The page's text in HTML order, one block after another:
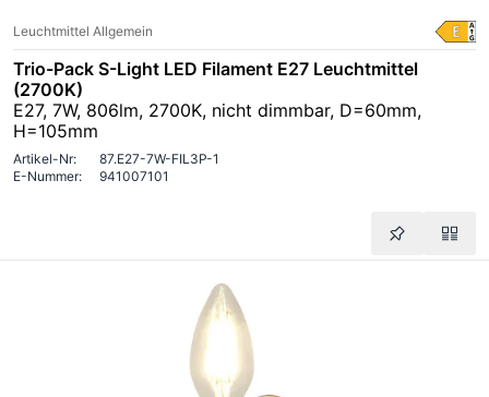
Leuchtmittel Allgemein
Trio-Pack S-Light LED Filament E27 Leuchtmittel
(2700K)
E27, 7W, 806lm, 2700K, nicht dimmbar, D=60mm,
H=105mm
Artikel-Nr:
87.E27-7W-FIL3P-1
E-Nummer:
941007101